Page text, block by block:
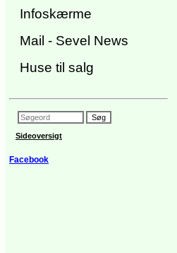
Infoskærme
Mail - Sevel News
Huse til salg
Sideoversigt
Facebook